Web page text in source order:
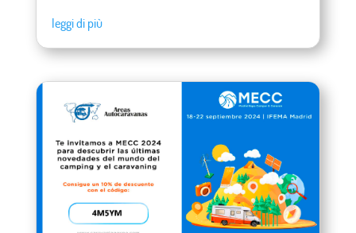
leggi di più